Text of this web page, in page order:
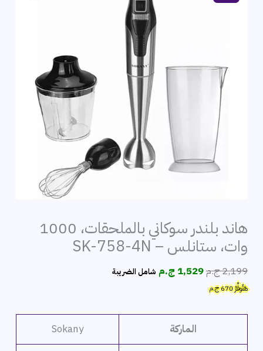
هاند بلندر سوكاني بالملحقات، 1000
وات، ستانلس – SK-758-4N
2,199ج.مالسعر
1,529 ج.م السعر
شامل الضريبة
هَتُوفِّرُ670ج.م
الماركة Sokany